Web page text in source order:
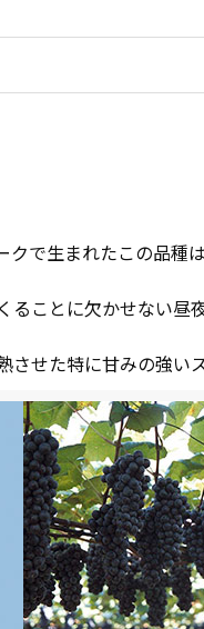
で生まれたこの品種
ことに欠かせない
せた特に甘みの強い